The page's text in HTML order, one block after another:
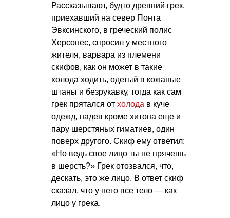
Рассказывают, будто древний грек,
приехавший на север Понта
Эвксинского, в греческий полис
Херсонес, спросил у местного
жителя, варвара из племени
скифов, как он может в такие
холода ходить, одетый в кожаные
штаны и безрукавку, тогда как сам
грек прятался от холода в куче
одежд, надев кроме хитона еще и
пару шерстяных гиматиев, один
поверх другого. Скиф ему ответил:
«Но ведь свое лицо ты не прячешь
в шерсть?» Грек отозвался, что,
дескать, это же лицо. В ответ скиф
сказал, что у него все тело — как
лицо у грека.